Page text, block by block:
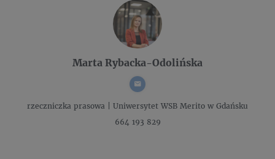
Marta Rybacka-Odolińska
rzeczniczka prasowa |
Uniwersytet WSB Merito w Gdańsku
664 193 829